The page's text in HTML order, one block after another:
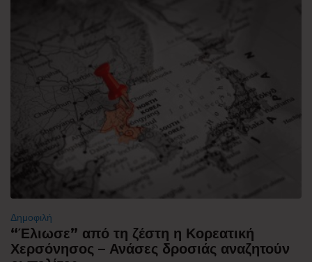
Δημοφιλή
“Έλιωσε” από τη ζέστη η Κορεατική
Χερσόνησος – Ανάσες δροσιάς αναζητούν